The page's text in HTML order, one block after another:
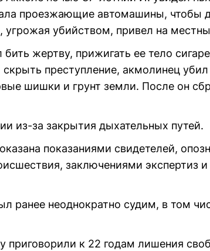
проезжающие автомашины, чтобы
убийством, привел на
жертву, прижигать ее тело
преступление, акмолинец
шишки и грунт земли. После он
из-за закрытия дыхательных путей.
показаниями свидетелей,
заключениями экспертиз
ранее неоднократно судим, в том
приговорили к 22 годам лишения